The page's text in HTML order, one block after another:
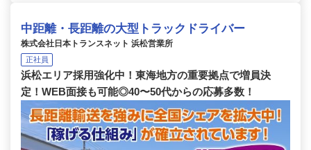
中距離・長距離の大型トラックドライバー
株式会社日本トランスネット 浜松営業所
正社員
浜松エリア採用強化中！東海地方の重要拠点で増員決
定！WEB面接も可能◎40〜50代からの応募多数！